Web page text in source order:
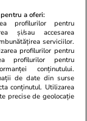
stațiune din
22:32
și
a oferi:
profilurilor pentru
și/sau accesarea
serviciilor.
profilurilor pentru
profilurilor pentru
conținutului.
de date din surse
conținutul. Utilizarea
precise de geolocație